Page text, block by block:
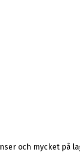
och mycket på